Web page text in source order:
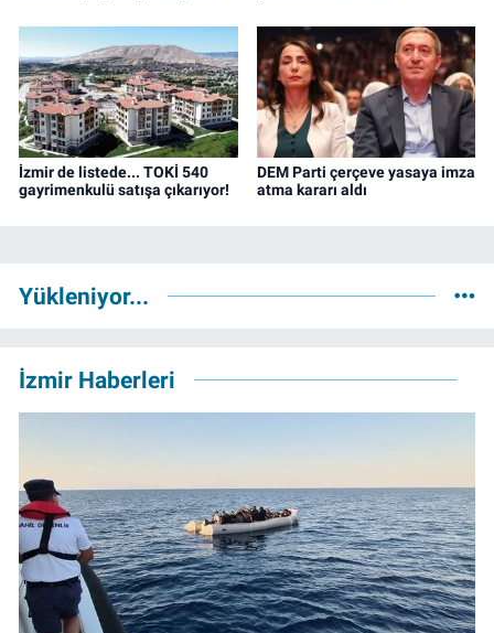
İzmir de listede... TOKİ 540
gayrimenkulü satışa çıkarıyor!
DEM Parti çerçeve yasaya imza
atma kararı aldı
Yükleniyor...
İzmir Haberleri